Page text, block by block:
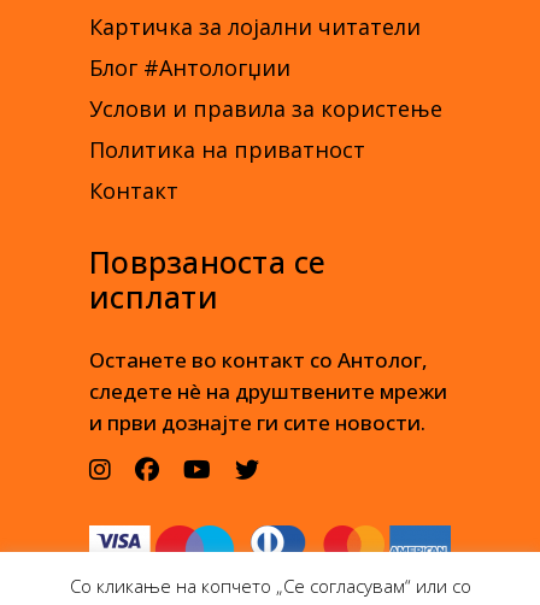
Картичка за лојални читатели
Блог #Антологџии
Услови и правила за користење
Политика на приватност
Контакт
Поврзаноста се
исплати
Останете во контакт со Антолог,
следете нè на друштвените мрежи
и први дознајте ги сите новости.
Со кликање на копчето „Се согласувам“ или со